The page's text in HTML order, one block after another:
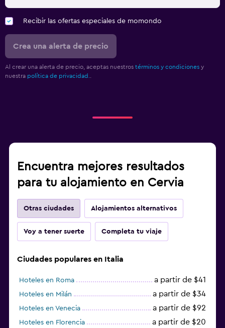
Recibir las ofertas especiales de momondo
Crea una alerta de precio
Al crear una alerta de precio, aceptas nuestros términos y condiciones y
nuestra política de privacidad.
Encuentra mejores resultados
para tu alojamiento en Cervia
Otras ciudades Alojamientos alternativos
Voy a tener suerte Completa tu viaje
Ciudades populares en Italia
Hoteles en Roma a partir de $41
Hoteles en Milán a partir de $34
Hoteles en Venecia a partir de $92
Hoteles en Florencia a partir de $20